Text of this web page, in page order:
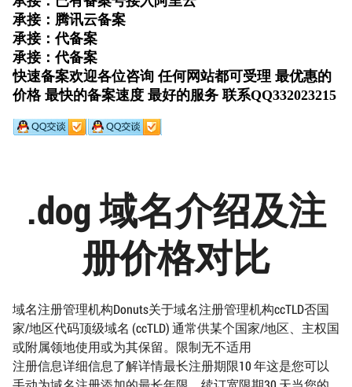
.dog 域名介绍及注
册价格对比
域名注册管理机构Donuts关于域名注册管理机构ccTLD否国
家/地区代码顶级域名 (ccTLD) 通常供某个国家/地区、主权国
或附属领地使用或为其保留。限制无不适用
注册信息详细信息了解详情最长注册期限10 年这是您可以